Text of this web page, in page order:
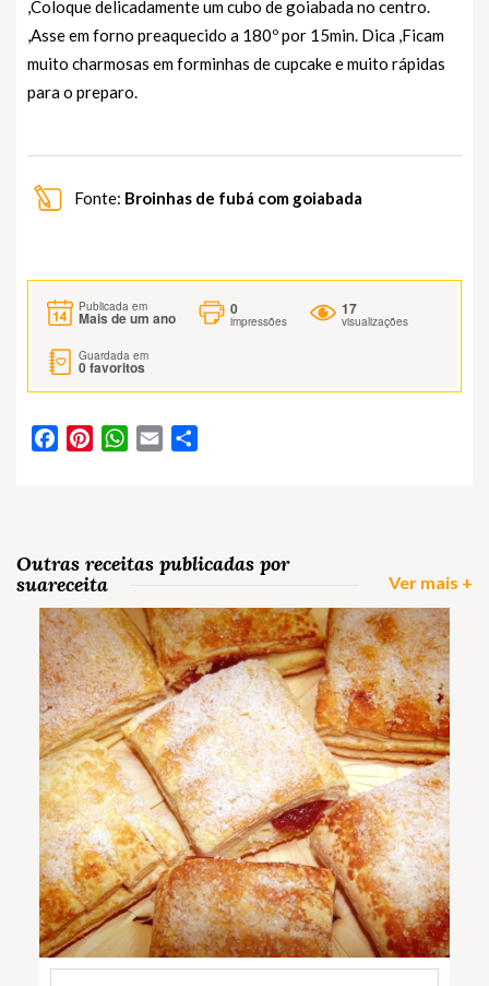
,Coloque delicadamente um cubo de goiabada no centro.
,Asse em forno preaquecido a 180º por 15min. Dica ,Ficam
muito charmosas em forminhas de cupcake e muito rápidas
para o preparo.
Fonte: Broinhas de fubá com goiabada
Publicada em
Mais de um ano
0
impressões
17
visualizações
Guardada em
0favoritos
FacebookPinterestWhatsApp
Email
Outras receitas publicadas por
suareceita
Ver mais +